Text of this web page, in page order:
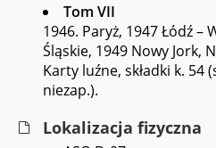
Tom VII
1946. Paryż, 1947 Łódź –
Śląskie, 1949 Nowy Jork,
Karty luźne, składki k. 54
niezap.).
Lokalizacja fizyczna